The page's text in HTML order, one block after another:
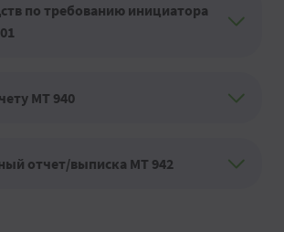
по требованию инициатора
MT 940
отчет/выписка МТ 942